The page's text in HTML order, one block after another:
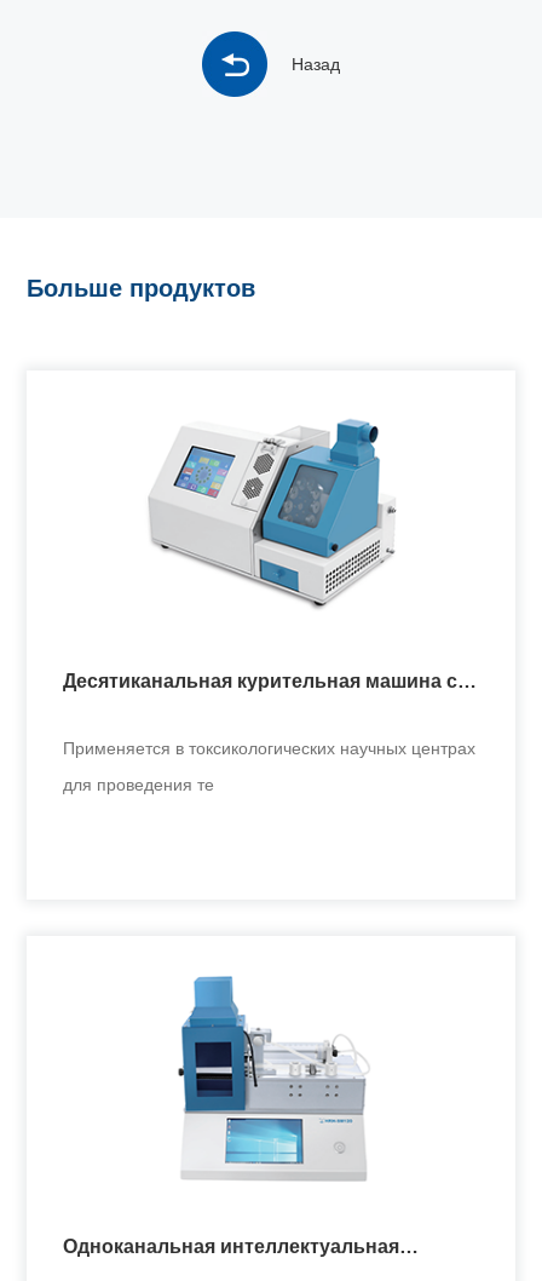
Назад
Больше продуктов
Десятиканальная курительная машина с
Применяется в токсикологических научных центрах
для проведения те
Десятиканальная курительная машина с
вращающимся барабаном
Применяется в токсикологических научных центрах
для проведения те
Одноканальная интеллектуальная